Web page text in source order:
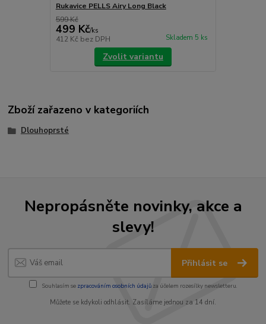
Rukavice PELLS Airy Long Black
599 Kč
499 Kč/ks
412 Kč bez DPH Skladem 5 ks
Zvolit variantu
Zboží zařazeno v kategoriích
Dlouhoprsté
Nepropásněte novinky, akce a
slevy!
Přihlásit se
Souhlasím se zpracováním osobních údajůza účelem rozesílky newsletteru.
Můžete se kdykoli odhlásit. Zasíláme jednou za 14 dní.